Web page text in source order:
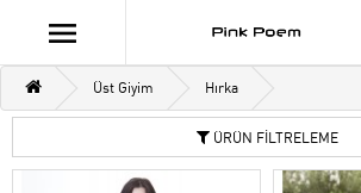
Üst Giyim Hırka
ÜRÜN FİLTRELEME